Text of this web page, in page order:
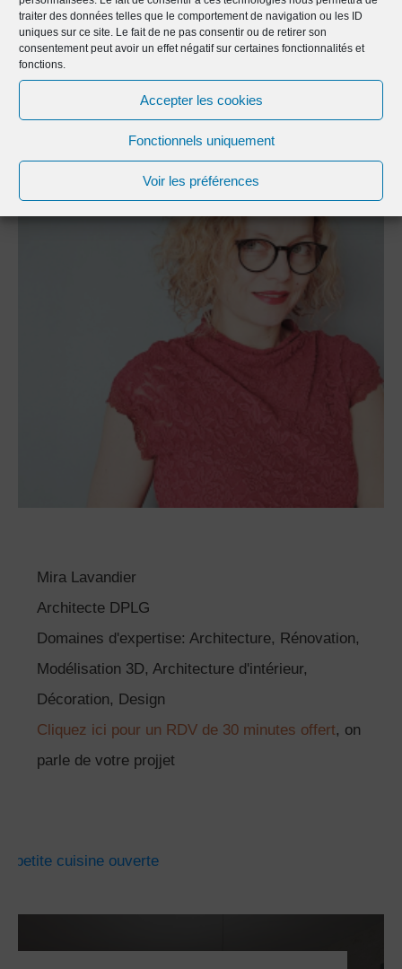
traiter des données telles que le comportement de navigation ou les ID
uniques sur ce site. Le fait de ne pas consentir ou de retirer son
consentement peut avoir un effet négatif sur certaines fonctionnalités et
fonctions.
Accepter les cookies
Fonctionnels uniquement
Voir les préférences
Mira Lavandier
Architecte DPLG
Domaines d'expertise: Architecture, Rénovation,
Modélisation 3D, Architecture d'intérieur,
Décoration, Design
Cliquez ici pour un RDV de 30 minutes offert, on
parle de votre projjet